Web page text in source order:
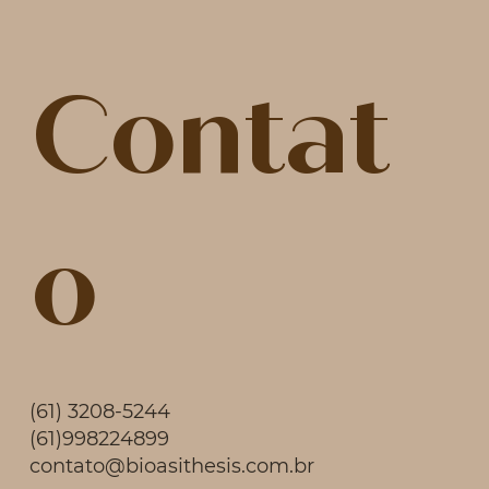
(61) 3208-5244
(61)998224899
contato@bioasithesis.com.br
Contat
o